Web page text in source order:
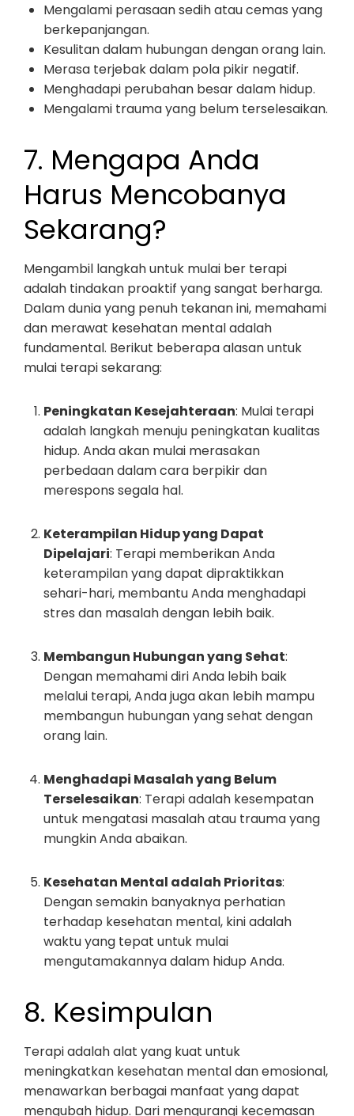
Mengalami perasaan sedih atau cemas yang
berkepanjangan.
Kesulitan dalam hubungan dengan orang lain.
Merasa terjebak dalam pola pikir negatif.
Menghadapi perubahan besar dalam hidup.
Mengalami trauma yang belum terselesaikan.
7. Mengapa Anda
Harus Mencobanya
Sekarang?
Mengambil langkah untuk mulai ber terapi
adalah tindakan proaktif yang sangat berharga.
Dalam dunia yang penuh tekanan ini, memahami
dan merawat kesehatan mental adalah
fundamental. Berikut beberapa alasan untuk
mulai terapi sekarang:
Peningkatan Kesejahteraan: Mulai terapi
adalah langkah menuju peningkatan kualitas
hidup. Anda akan mulai merasakan
perbedaan dalam cara berpikir dan
merespons segala hal.
Keterampilan Hidup yang Dapat
Dipelajari: Terapi memberikan Anda
keterampilan yang dapat dipraktikkan
sehari-hari, membantu Anda menghadapi
stres dan masalah dengan lebih baik.
Membangun Hubungan yang Sehat:
Dengan memahami diri Anda lebih baik
melalui terapi, Anda juga akan lebih mampu
membangun hubungan yang sehat dengan
orang lain.
Menghadapi Masalah yang Belum
Terselesaikan: Terapi adalah kesempatan
untuk mengatasi masalah atau trauma yang
mungkin Anda abaikan.
Kesehatan Mental adalah Prioritas:
Dengan semakin banyaknya perhatian
terhadap kesehatan mental, kini adalah
waktu yang tepat untuk mulai
mengutamakannya dalam hidup Anda.
8. Kesimpulan
Terapi adalah alat yang kuat untuk
meningkatkan kesehatan mental dan emosional,
menawarkan berbagai manfaat yang dapat
mengubah hidup. Dari mengurangi kecemasan